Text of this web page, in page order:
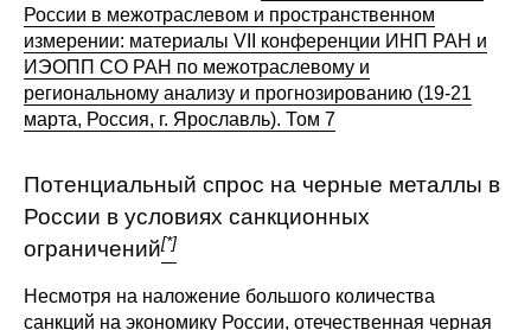
Ученый совет
Материалы
О совете
Регулярные прогнозы
Квартальный прогноз
Краткосрочный прогноз
России в межотраслевом и пространственном
измерении: материалы VII конференции ИНП РАН и
ИЭОПП СО РАН по межотраслевому и
региональному анализу и прогнозированию (19-21
марта, Россия, г. Ярославль). Том 7
Потенциальный спрос на черные металлы в
России в условиях санкционных
ограничений[*]
Несмотря на наложение большого количества
санкций на экономику России, отечественная черная